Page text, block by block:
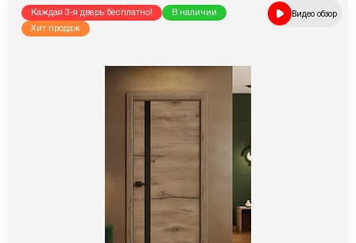
Каждая 3-я дверь бесплатно!
В наличии
Хит продаж
Видео обзор